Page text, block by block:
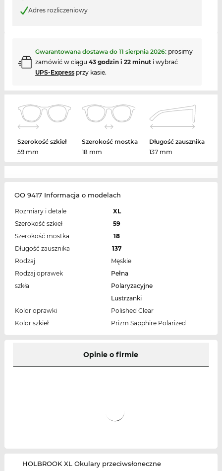
Adres rozliczeniowy
Gwarantowana dostawa do 11 sierpnia 2026: prosimy
zamówić w ciągu 43 godzin i 22 minuti wybrać
UPS-Expressprzy kasie.
Szerokość szkieł
59 mm
Szerokość mostka
18 mm
Długość zausznika
137 mm
OO 9417 Informacja o modelach
Rozmiary i detale
XL
Szerokość szkieł
59
Szerokość mostka
18
Długość zausznika
137
Rodzaj
Męskie
Rodzaj oprawek
Pełna
szkła
Polaryzacyjne
Lustrzanki
Kolor oprawki
Polished Clear
Kolor szkieł
Prizm Sapphire Polarized
Opinie o firmie
‌HOLBROOK XL Okulary przeciwsłoneczne